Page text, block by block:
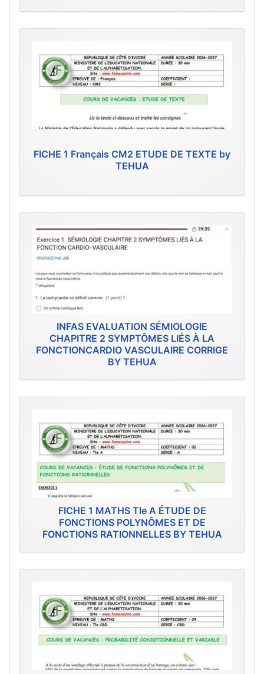
FICHE 1 Français CM2 ETUDE DE TEXTE by
TEHUA
INFAS EVALUATION SÉMIOLOGIE
CHAPITRE 2 SYMPTÔMES LIÉS À LA
FONCTIONCARDIO VASCULAIRE CORRIGE
BY TEHUA
FICHE 1 MATHS Tle A ÉTUDE DE
FONCTIONS POLYNÔMES ET DE
FONCTIONS RATIONNELLES BY TEHUA